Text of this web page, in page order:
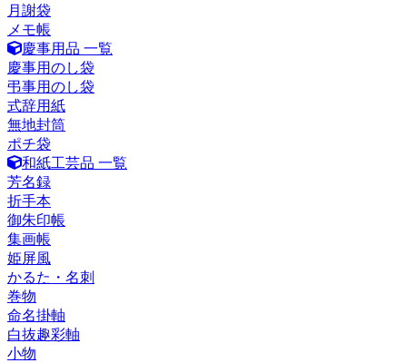
月謝袋
メモ帳
慶事用品 一覧
慶事用のし袋
弔事用のし袋
式辞用紙
無地封筒
ポチ袋
和紙工芸品 一覧
芳名録
折手本
御朱印帳
集画帳
姫屏風
かるた・名刺
巻物
命名掛軸
白抜趣彩軸
小物